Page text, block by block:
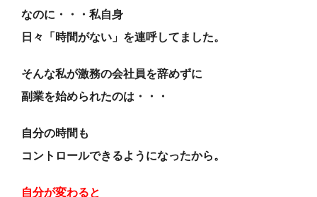
なのに・・・私自身
日々「時間がない」を連呼してました。
そんな私が激務の会社員を辞めずに
副業を始められたのは・・・
自分の時間も
コントロールできるようになったから。
自分が変わると